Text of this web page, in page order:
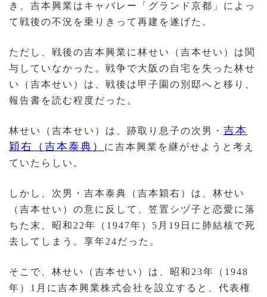
き、吉本興業はキャバレー「グランド京都」によっ
て戦後の不況を乗りきって再建を遂げた。
ただし、戦後の吉本興業に林せい（吉本せい）は関
与していなかった。戦争で大阪の自宅を失った林せ
い（吉本せい）は、戦後は甲子園の別邸へと移り、
報告書を読む程度だった。
林せい（吉本せい）は、跡取り息子の次男・ 吉本
穎右（吉本泰典）
に吉本興業を継がせようと考え
ていたらしい。
しかし、次男・吉本泰典（吉本穎右）は、林せい
（吉本せい）の意に反して、笠置シヅ子と恋愛に落
ちた末、昭和22年（1947年）5月19日に肺結核で死
去してしまう。享年24だった。
そこで、林せい（吉本せい）は、昭和23年（1948
年）1月に吉本興業株式会社を設立すると、代表権